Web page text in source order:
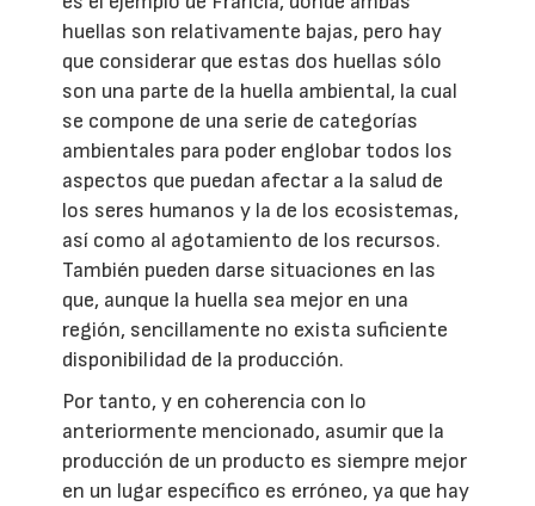
huellas son relativamente bajas, pero hay
que considerar que estas dos huellas sólo
son una parte de la huella ambiental, la cual
se compone de una serie de categorías
ambientales para poder englobar todos los
aspectos que puedan afectar a la salud de
los seres humanos y la de los ecosistemas,
así como al agotamiento de los recursos.
También pueden darse situaciones en las
que, aunque la huella sea mejor en una
región, sencillamente no exista suficiente
disponibilidad de la producción.
Por tanto, y en coherencia con lo
anteriormente mencionado, asumir que la
producción de un producto es siempre mejor
en un lugar específico es erróneo, ya que hay